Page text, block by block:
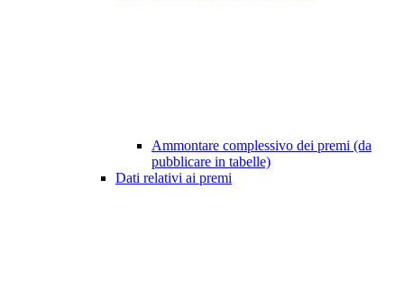
Ammontare complessivo dei premi (da
pubblicare in tabelle)
Dati relativi ai premi